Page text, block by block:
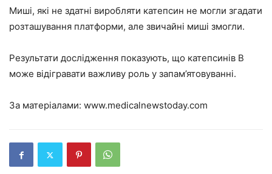
Миші, які не здатні виробляти катепсин не могли згадати
розташування платформи, але звичайні миші змогли.
Результати дослідження показують, що катепсинів B
може відігравати важливу роль у запам’ятовуванні.
За матеріалами: www.medicalnewstoday.com